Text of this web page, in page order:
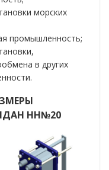
морских
промышленность;
в других
НН№20